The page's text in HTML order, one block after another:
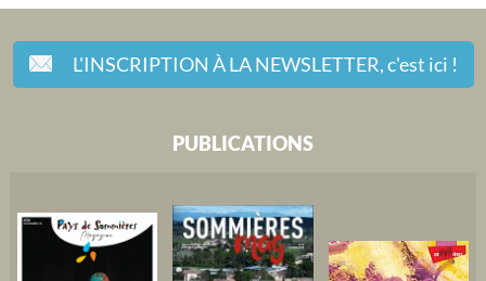
L'INSCRIPTION À LA NEWSLETTER,c'est ici !
PUBLICATIONS